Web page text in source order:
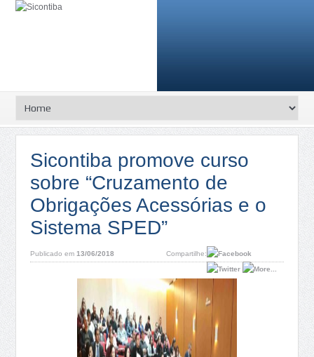
Sicontiba promove curso
sobre “Cruzamento de
Obrigações Acessórias e o
Sistema SPED”
Publicado em13/06/2018 Compartilhe: